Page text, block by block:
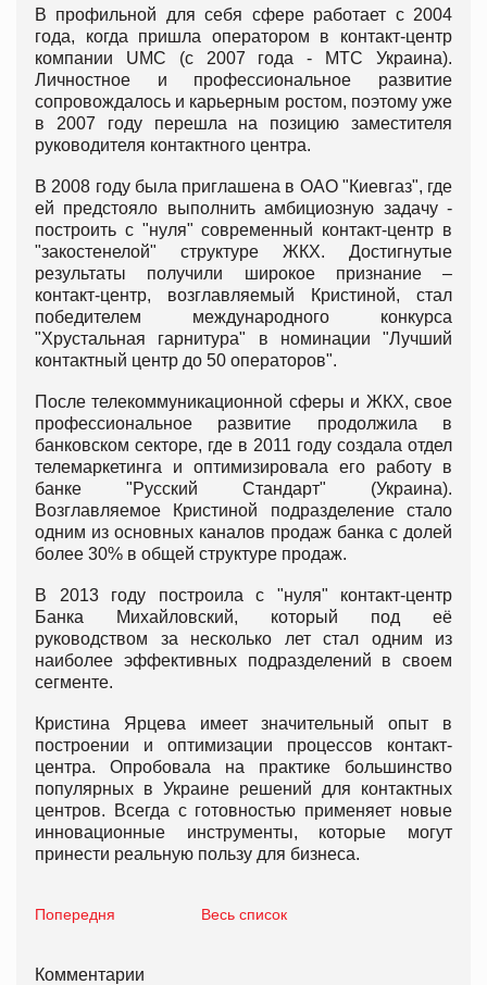
В профильной для себя сфере работает с 2004
года, когда пришла оператором в контакт-центр
компании UMC (с 2007 года - МТС Украина).
Личностное и профессиональное развитие
сопровождалось и карьерным ростом, поэтому уже
в 2007 году перешла на позицию заместителя
руководителя контактного центра.
В 2008 году была приглашена в ОАО "Киевгаз", где
ей предстояло выполнить амбициозную задачу -
построить с "нуля" современный контакт-центр в
"закостенелой" структуре ЖКХ. Достигнутые
результаты получили широкое признание –
контакт-центр, возглавляемый Кристиной, стал
победителем международного конкурса
"Хрустальная гарнитура" в номинации "Лучший
контактный центр до 50 операторов".
После телекоммуникационной сферы и ЖКХ, свое
профессиональное развитие продолжила в
банковском секторе, где в 2011 году создала отдел
телемаркетинга и оптимизировала его работу в
банке "Русский Стандарт" (Украина).
Возглавляемое Кристиной подразделение стало
одним из основных каналов продаж банка с долей
более 30% в общей структуре продаж.
В 2013 году построила с "нуля" контакт-центр
Банка Михайловский, который под её
руководством за несколько лет стал одним из
наиболее эффективных подразделений в своем
сегменте.
Кристина Ярцева имеет значительный опыт в
построении и оптимизации процессов контакт-
центра. Опробовала на практике большинство
популярных в Украине решений для контактных
центров. Всегда с готовностью применяет новые
инновационные инструменты, которые могут
принести реальную пользу для бизнеса.
Попередня Весь список
Комментарии